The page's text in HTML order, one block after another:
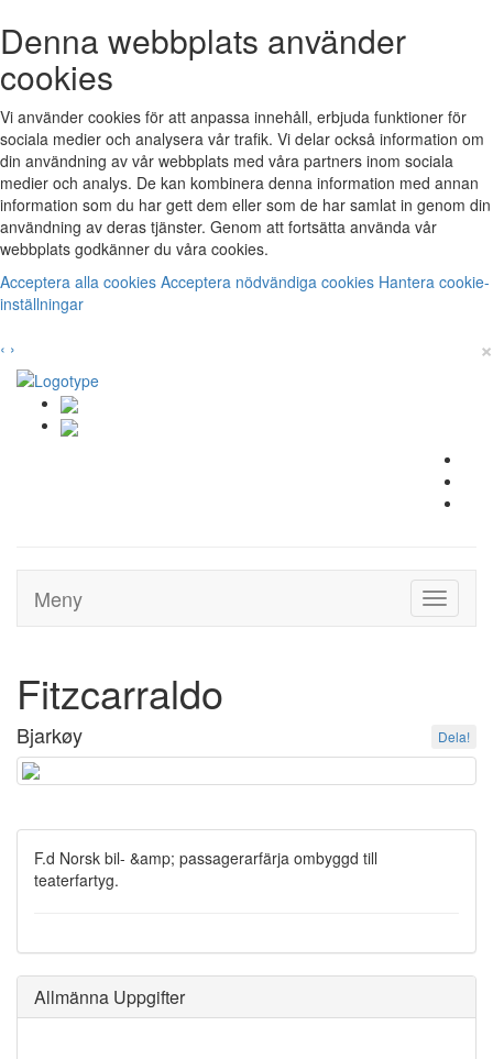
Denna webbplats använder
cookies
Vi använder cookies för att anpassa innehåll, erbjuda funktioner för
sociala medier och analysera vår trafik. Vi delar också information om
din användning av vår webbplats med våra partners inom sociala
medier och analys. De kan kombinera denna information med annan
information som du har gett dem eller som de har samlat in genom din
användning av deras tjänster. Genom att fortsätta använda vår
webbplats godkänner du våra cookies.
Acceptera alla cookies Acceptera nödvändiga cookies Hantera cookie-
inställningar
‹ › ×
Toggle
Meny
Fitzcarraldo
Bjarkøy Dela!
F.d Norsk bil- &amp; passagerarfärja ombyggd till
teaterfartyg.
Allmänna Uppgifter